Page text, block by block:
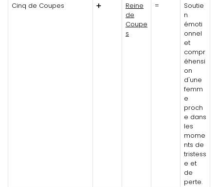
Cinq de Coupes
➕
Reine
de
Coupe
s
=
Soutie
n
émoti
onnel
et
compr
éhensi
on
d'une
femm
e
proch
e dans
les
mome
nts de
tristess
e et
de
perte.